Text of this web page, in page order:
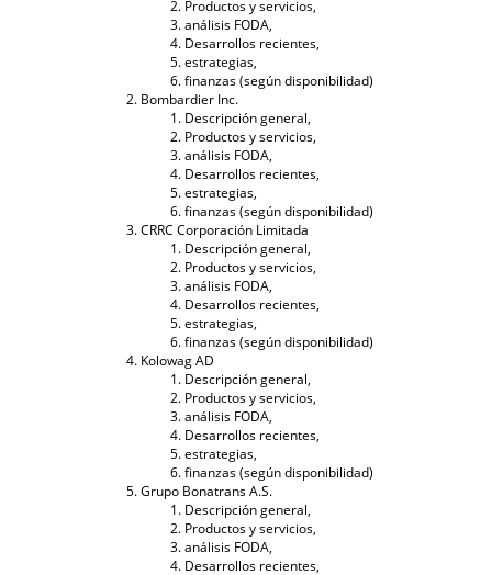
Productos y servicios,
análisis FODA,
Desarrollos recientes,
estrategias,
finanzas (según disponibilidad)
Bombardier Inc.
Descripción general,
Productos y servicios,
análisis FODA,
Desarrollos recientes,
estrategias,
finanzas (según disponibilidad)
CRRC Corporación Limitada
Descripción general,
Productos y servicios,
análisis FODA,
Desarrollos recientes,
estrategias,
finanzas (según disponibilidad)
Kolowag AD
Descripción general,
Productos y servicios,
análisis FODA,
Desarrollos recientes,
estrategias,
finanzas (según disponibilidad)
Grupo Bonatrans A.S.
Descripción general,
Productos y servicios,
análisis FODA,
Desarrollos recientes,